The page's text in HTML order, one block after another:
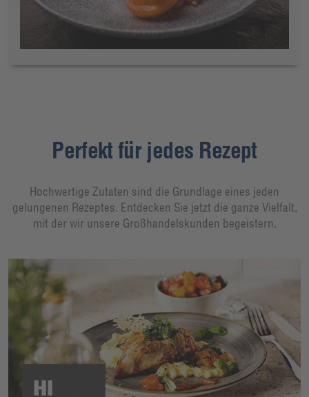
Perfekt für jedes Rezept
Hochwertige Zutaten sind die Grundlage eines jeden
gelungenen Rezeptes. Entdecken Sie jetzt die ganze Vielfalt,
mit der wir unsere Großhandelskunden begeistern.